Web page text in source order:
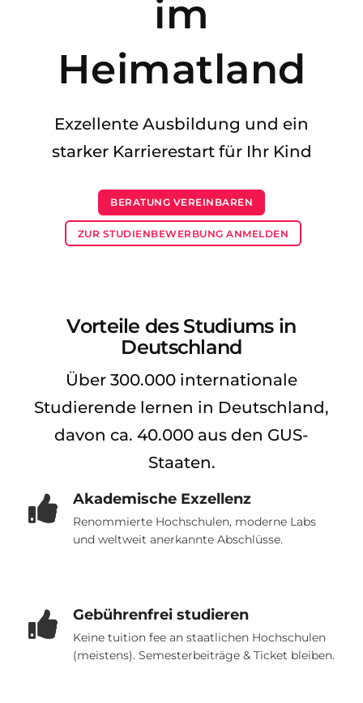
Studienkollegs
Freshman / Foundation
Studienvorbereitung
Vorbereitung aufs Studienkolleg
Spezialkurse
Mathematik
Bundesländer
Städte
BERUFE
Berufe
BERUFSORIENTIERUNG
RIASEC-Test
Erfolgzu
Master
BEWERBEN NACH …
11-jähriger Schule
12-jähriger Schule (NIS)
IB Diploma
Bachelorabschluss
Management
Anderes Fach
Ukraine
Kasachstan
im
Heimatland
Exzellente Ausbildung und ein
starker Karrierestart für Ihr Kind
BERATUNG VEREINBAREN
ZUR STUDIENBEWERBUNG ANMELDEN
Vorteile des Studiums in
Deutschland
Über 300.000 internationale
Studierende lernen in Deutschland,
davon ca. 40.000 aus den GUS-
Staaten.
Akademische Exzellenz
Renommierte Hochschulen, moderne Labs
und weltweit anerkannte Abschlüsse.
Gebührenfrei studieren
Keine tuition fee an staatlichen Hochschulen
(meistens). Semesterbeiträge & Ticket bleiben.